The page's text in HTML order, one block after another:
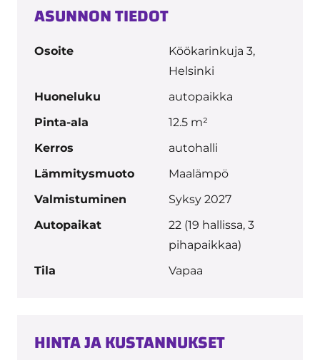
ASUNNON TIEDOT
Osoite
Köökarinkuja 3,
Helsinki
Huoneluku
autopaikka
Pinta-ala
12.5 m²
Kerros
autohalli
Lämmitysmuoto
Maalämpö
Valmistuminen
Syksy 2027
Autopaikat
22 (19 hallissa, 3
pihapaikkaa)
Tila
Vapaa
HINTA JA KUSTANNUKSET